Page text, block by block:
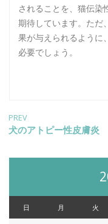
されることを、猫伝染
期待しています。ただ
果が与えられるように
必要でしょう。
投
稿
ナ
PREV
Previous
犬のアトピー性皮膚炎
日 月 火